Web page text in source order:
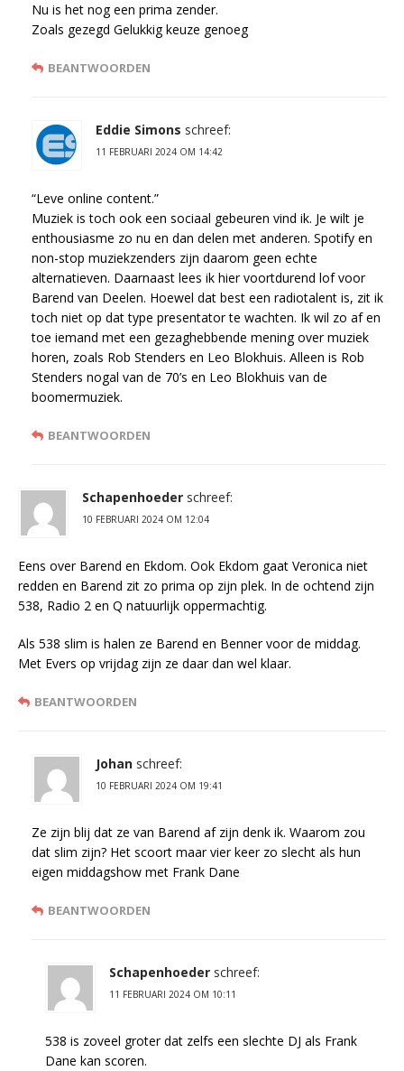
Nu is het nog een prima zender.
Zoals gezegd Gelukkig keuze genoeg
BEANTWOORDEN
Eddie Simons schreef:
11 FEBRUARI 2024 OM 14:42
“Leve online content.”
Muziek is toch ook een sociaal gebeuren vind ik. Je wilt je
enthousiasme zo nu en dan delen met anderen. Spotify en
non-stop muziekzenders zijn daarom geen echte
alternatieven. Daarnaast lees ik hier voortdurend lof voor
Barend van Deelen. Hoewel dat best een radiotalent is, zit ik
toch niet op dat type presentator te wachten. Ik wil zo af en
toe iemand met een gezaghebbende mening over muziek
horen, zoals Rob Stenders en Leo Blokhuis. Alleen is Rob
Stenders nogal van de 70’s en Leo Blokhuis van de
boomermuziek.
BEANTWOORDEN
Schapenhoeder schreef:
10 FEBRUARI 2024 OM 12:04
Eens over Barend en Ekdom. Ook Ekdom gaat Veronica niet
redden en Barend zit zo prima op zijn plek. In de ochtend zijn
538, Radio 2 en Q natuurlijk oppermachtig.
Als 538 slim is halen ze Barend en Benner voor de middag.
Met Evers op vrijdag zijn ze daar dan wel klaar.
BEANTWOORDEN
Johan schreef:
10 FEBRUARI 2024 OM 19:41
Ze zijn blij dat ze van Barend af zijn denk ik. Waarom zou
dat slim zijn? Het scoort maar vier keer zo slecht als hun
eigen middagshow met Frank Dane
BEANTWOORDEN
Schapenhoeder schreef:
11 FEBRUARI 2024 OM 10:11
538 is zoveel groter dat zelfs een slechte DJ als Frank
Dane kan scoren.